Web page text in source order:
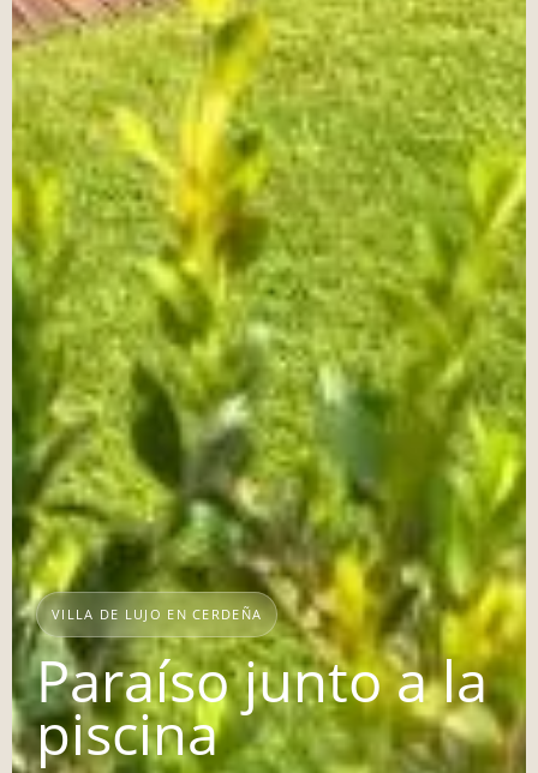
VILLA DE LUJO EN CERDEÑA
Paraíso junto a la
piscina